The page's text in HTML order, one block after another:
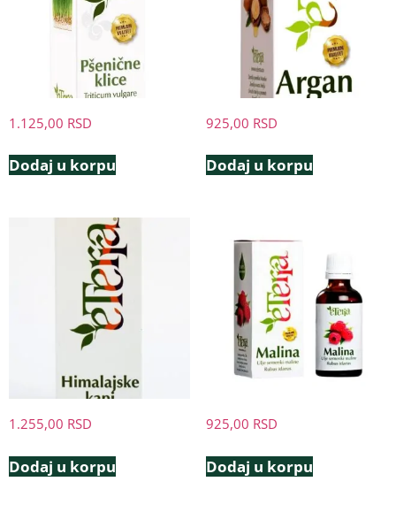
1.125,00 RSD
Dodaj u korpu
925,00 RSD
Dodaj u korpu
1.255,00 RSD
Dodaj u korpu
925,00 RSD
Dodaj u korpu